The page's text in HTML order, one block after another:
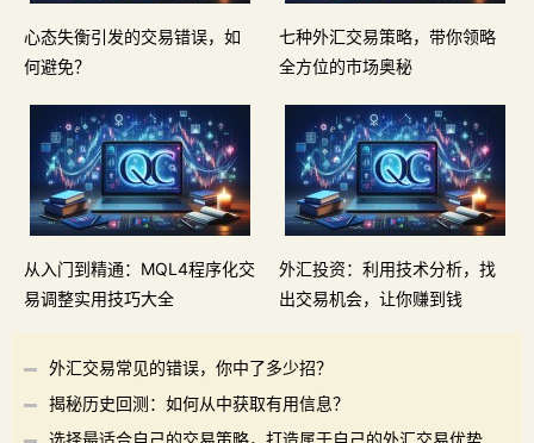
心态失衡引发的交易错误，如
何避免？
七种外汇交易策略，带你领略
全方位的市场奥秘
从入门到精通：MQL4程序化交
易调整实用技巧大全
外汇投资：利用技术分析，找
出交易机会，让你赚到钱
外汇交易常见的错误，你中了多少招？
揭秘历史回测：如何从中获取有用信息？